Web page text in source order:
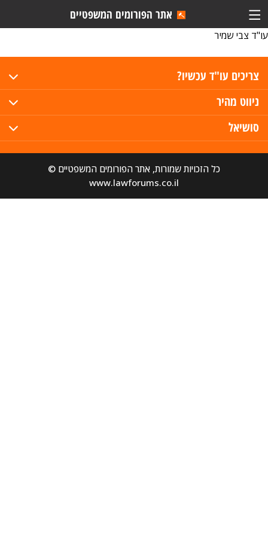
אתר הפורומים המשפטיים
עו"ד צבי שמיר
צריכים עו"ד עכשיו?
ניווט מהיר
סושיאל
כל הזכויות שמורות, אתר הפורומים המשפטיים ©
www.lawforums.co.il